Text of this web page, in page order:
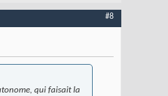
#8
qui faisait la